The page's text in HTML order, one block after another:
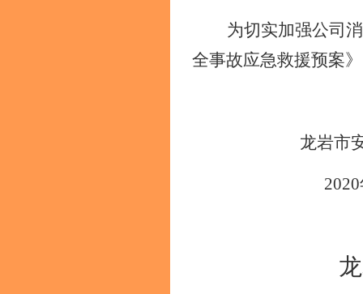
为切实加强公司
全事故应急救援预案
龙岩市
2020